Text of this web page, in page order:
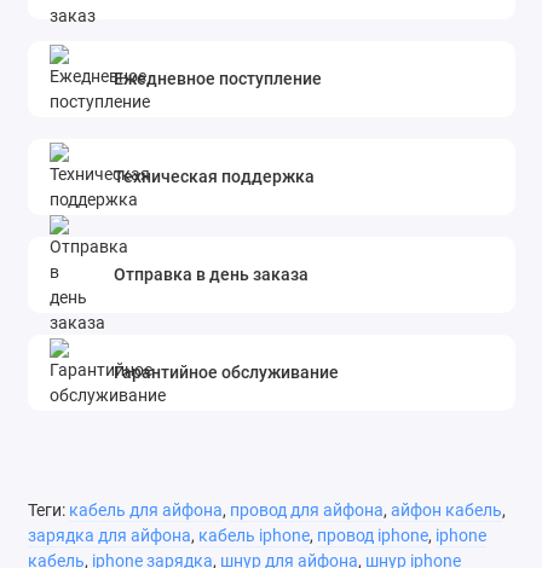
Ежедневное поступление
Техническая поддержка
Отправка в день заказа
Гарантийное обслуживание
Теги: кабель для айфона, провод для айфона, айфон кабель,
зарядка для айфона, кабель iphone, провод iphone, iphone
кабель, iphone зарядка, шнур для айфона, шнур iphone